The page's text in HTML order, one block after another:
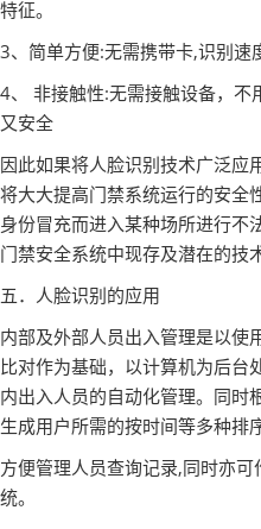
特征。
3、简单方便:无需携带卡,识别速
4、 非接触性:无需接触设备，不
又安全
因此如果将人脸识别技术广泛应
将大大提高门禁系统运行的安全
身份冒充而进入某种场所进行不
门禁安全系统中现存及潜在的技
五．人脸识别的应用
内部及外部人员出入管理是以使
比对作为基础，以计算机为后台
内出入人员的自动化管理。同时
生成用户所需的按时间等多种排
方便管理人员查询记录,同时亦
统。